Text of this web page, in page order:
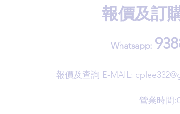
報價及訂
Whatsapp:
​報價及查詢 E-MAIL:
營業時間